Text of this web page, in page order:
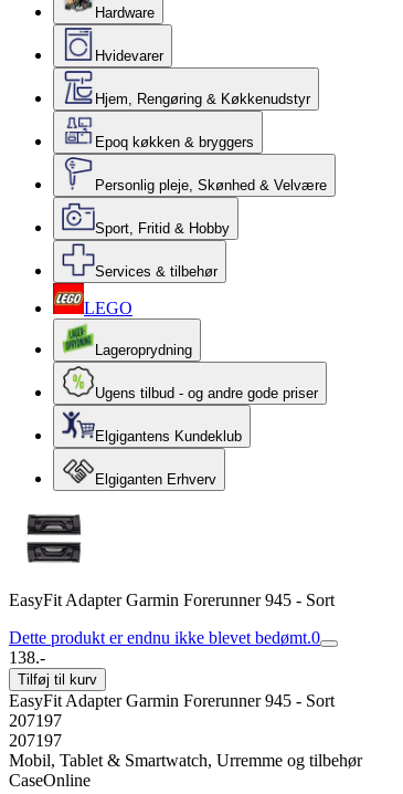
Hardware
Hvidevarer
Hjem, Rengøring & Køkkenudstyr
Epoq køkken & bryggers
Personlig pleje, Skønhed & Velvære
Sport, Fritid & Hobby
Services & tilbehør
LEGO
Lageroprydning
Ugens tilbud - og andre gode priser
Elgigantens Kundeklub
Elgiganten Erhverv
EasyFit Adapter Garmin Forerunner 945 - Sort
Dette produkt er endnu ikke blevet bedømt.0
138.-
Tilføj til kurv
EasyFit Adapter Garmin Forerunner 945 - Sort
207197
207197
Mobil, Tablet & Smartwatch, Urremme og tilbehør
CaseOnline